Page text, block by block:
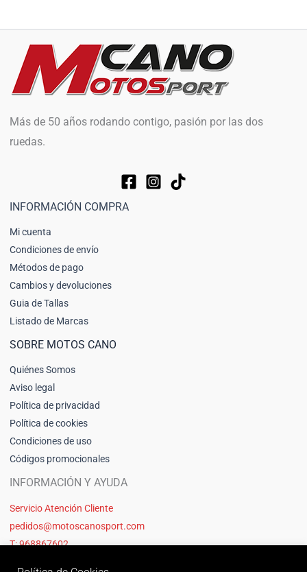
Más de 50 años rodando contigo, pasión por las dos
ruedas.
INFORMACIÓN COMPRA
Mi cuenta
Condiciones de envío
Métodos de pago
Cambios y devoluciones
Guia de Tallas
Listado de Marcas
SOBRE MOTOS CANO
Quiénes Somos
Aviso legal
Política de privacidad
Política de cookies
Condiciones de uso
Códigos promocionales
INFORMACIÓN Y AYUDA
Servicio Atención Cliente
pedidos@motoscanosport.com
T: 968867602